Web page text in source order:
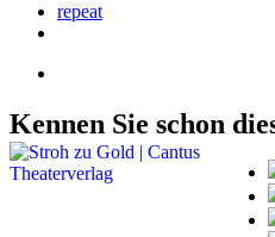
repeat
Kennen Sie schon